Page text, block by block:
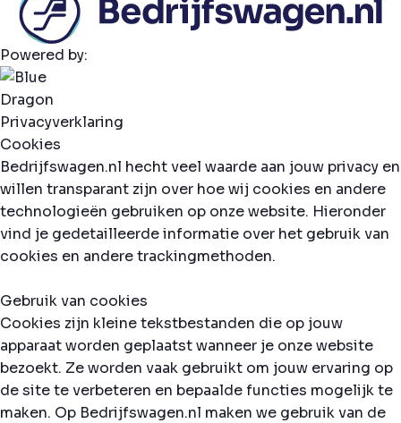
Powered by:
Privacyverklaring
Cookies
Bedrijfswagen.nl hecht veel waarde aan jouw privacy en
willen transparant zijn over hoe wij cookies en andere
technologieën gebruiken op onze website. Hieronder
vind je gedetailleerde informatie over het gebruik van
cookies en andere trackingmethoden.
Gebruik van cookies
Cookies zijn kleine tekstbestanden die op jouw
apparaat worden geplaatst wanneer je onze website
bezoekt. Ze worden vaak gebruikt om jouw ervaring op
de site te verbeteren en bepaalde functies mogelijk te
maken. Op Bedrijfswagen.nl maken we gebruik van de